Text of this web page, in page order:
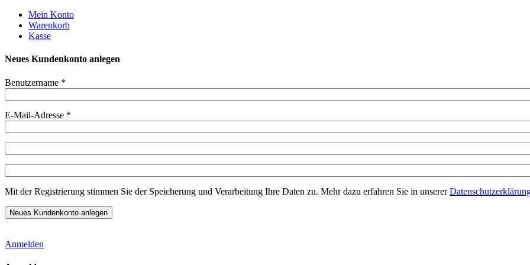
Weiter
zum
Inhalt
Mein Konto
Warenkorb
Kasse
Neues Kundenkonto anlegen
Benutzername *
E-Mail-Adresse *
Mit der Registrierung stimmen Sie der Speicherung und Verarbeitung Ihre Daten zu. Mehr dazu erfahren Sie in unserer
Anmelden